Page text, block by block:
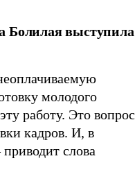
Болилая выступила
молодого
работу. Это вопрос
кадров. И, в
слова